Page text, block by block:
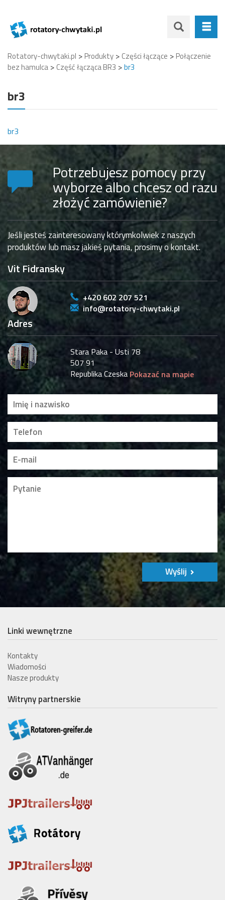
Rotatory-chwytaki.pl >Produkty > Części łączące >Połączenie
bez hamulca > Część łącząca BR3 >br3
br3
br3
Potrzebujesz pomocy przy
wyborze albo chcesz od razu
złożyć zamówienie?
Jeśli jesteś zainteresowany którymkolwiek z naszych
produktów lub masz jakieś pytania, prosimy o kontakt.
Vit Fidransky
+420 602 207 521
info@rotatory-chwytaki.pl
Adres
Stara Paka - Usti 78
507 91
Republika Czeska Pokazać na mapie
Wyślij
Linki wewnętrzne
Kontakty
Wiadomości
Nasze produkty
Witryny partnerskie